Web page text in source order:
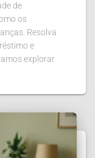
de
os
Resolva
e
explorar